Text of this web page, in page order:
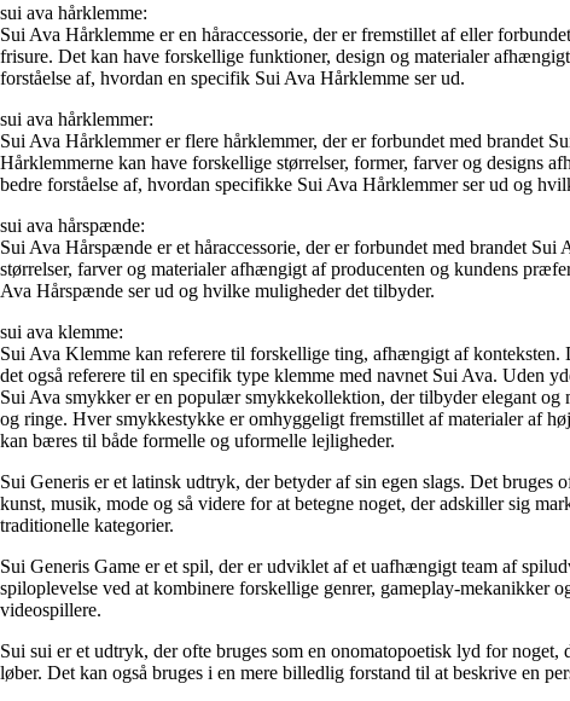
sui ava hårklemme:
Sui Ava Hårklemme er en håraccessorie, der er fremstillet af eller
frisure. Det kan have forskellige funktioner, design og materialer
forståelse af, hvordan en specifik Sui Ava Hårklemme ser ud.
sui ava hårklemmer:
Sui Ava Hårklemmer er flere hårklemmer, der er forbundet med brandet
Hårklemmerne kan have forskellige størrelser, former, farver og designs
bedre forståelse af, hvordan specifikke Sui Ava Hårklemmer ser ud og
sui ava hårspænde:
Sui Ava Hårspænde er et håraccessorie, der er forbundet med brandet
størrelser, farver og materialer afhængigt af producenten og kundens
Ava Hårspænde ser ud og hvilke muligheder det tilbyder.
sui ava klemme:
Sui Ava Klemme kan referere til forskellige ting, afhængigt af
det også referere til en specifik type klemme med navnet Sui Ava. Uden
Sui Ava smykker er en populær smykkekollektion, der tilbyder elegant
og ringe. Hver smykkestykke er omhyggeligt fremstillet af materialer af
kan bæres til både formelle og uformelle lejligheder.
Sui Generis er et latinsk udtryk, der betyder af sin egen slags. Det
kunst, musik, mode og så videre for at betegne noget, der adskiller sig
traditionelle kategorier.
Sui Generis Game er et spil, der er udviklet af et uafhængigt team af
spiloplevelse ved at kombinere forskellige genrer, gameplay-mekanikker
videospillere.
Sui sui er et udtryk, der ofte bruges som en onomatopoetisk lyd for
løber. Det kan også bruges i en mere billedlig forstand til at beskrive en